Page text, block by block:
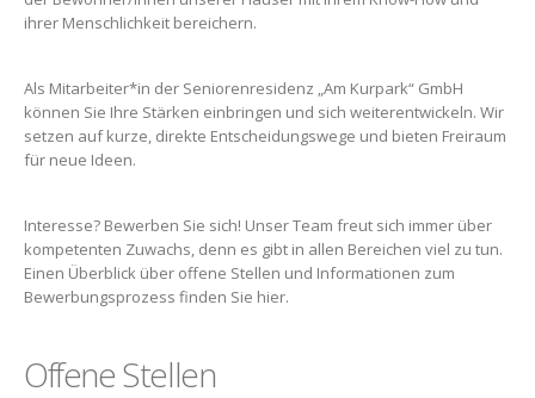
ihrer Menschlichkeit bereichern.
Als Mitarbeiter*in der Seniorenresidenz „Am Kurpark“ GmbH
können Sie Ihre Stärken einbringen und sich weiterentwickeln. Wir
setzen auf kurze, direkte Entscheidungswege und bieten Freiraum
für neue Ideen.
Interesse? Bewerben Sie sich! Unser Team freut sich immer über
kompetenten Zuwachs, denn es gibt in allen Bereichen viel zu tun.
Einen Überblick über offene Stellen und Informationen zum
Bewerbungsprozess finden Sie hier.
Offene Stellen